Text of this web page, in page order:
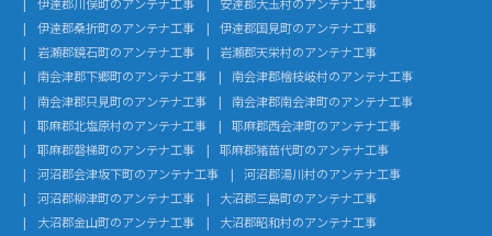
伊達郡桑折町のアンテナ工事
伊達郡国見町のアンテナ工事
岩瀬郡鏡石町のアンテナ工事
岩瀬郡天栄村のアンテナ工事
南会津郡下郷町のアンテナ工事
南会津郡檜枝岐村のアンテナ工事
南会津郡只見町のアンテナ工事
南会津郡南会津町のアンテナ工事
耶麻郡北塩原村のアンテナ工事
耶麻郡西会津町のアンテナ工事
耶麻郡磐梯町のアンテナ工事
耶麻郡猪苗代町のアンテナ工事
河沼郡会津坂下町のアンテナ工事
河沼郡湯川村のアンテナ工事
河沼郡柳津町のアンテナ工事
大沼郡三島町のアンテナ工事
大沼郡金山町のアンテナ工事
大沼郡昭和村のアンテナ工事